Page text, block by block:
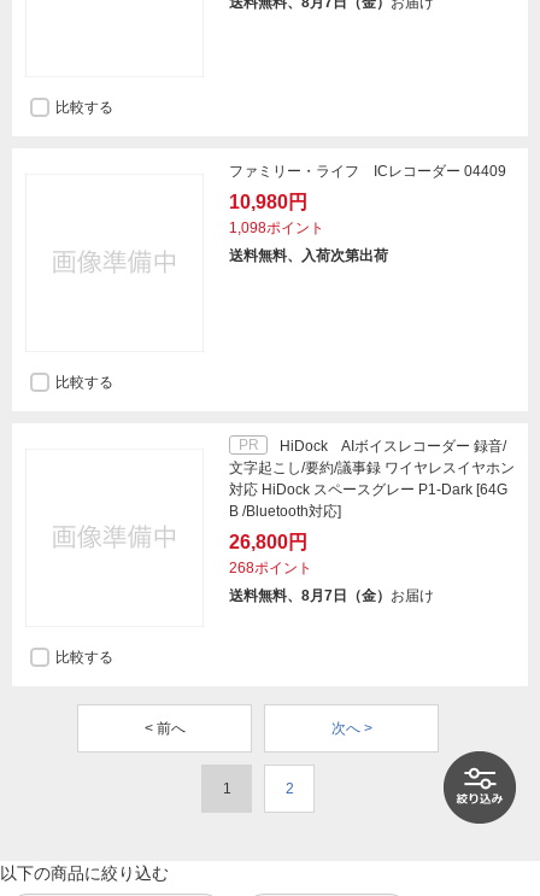
比較する
ファミリー・ライフ ICレコーダー 04409
10,980円
1,098ポイント
送料無料、入荷次第出荷
比較する
PR
HiDock AIボイスレコーダー 録音/
文字起こし/要約/議事録 ワイヤレスイヤホン
対応 HiDock スペースグレー P1-Dark [64G
B /Bluetooth対応]
26,800円
268ポイント
送料無料、8月7日（金） お届け
比較する
< 前へ 次へ >
1 2
以下の商品に絞り込む